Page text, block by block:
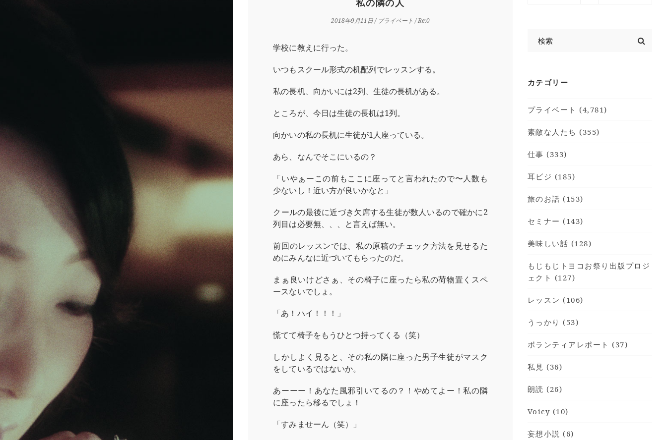
私の隣の人
2018年9月11日/ プライベート / Re:0
学校に教えに行った。
いつもスクール形式の机配列でレッスンする。
私の長机、向かいには2列、生徒の長机がある。
ところが、今日は生徒の長机は1列。
向かいの私の長机に生徒が1人座っている。
あら、なんでそこにいるの？
「いやぁーこの前もここに座ってと言われたので〜人数も
少ないし！近い方が良いかなと」
クールの最後に近づき欠席する生徒が数人いるので確かに2
列目は必要無、、、と言えば無い。
前回のレッスンでは、私の原稿のチェック方法を見せるた
めにみんなに近づいてもらったのだ。
まぁ良いけどさぁ、その椅子に座ったら私の荷物置くスペ
ースないでしょ。
「あ！ハイ！！！」
慌てて椅子をもうひとつ持ってくる（笑）
しかしよく見ると、その私の隣に座った男子生徒がマスク
をしているではないか。
あーーー！あなた風邪引いてるの？！やめてよー！私の隣
に座ったら移るでしょ！
「すみませーん（笑）」
カテゴリー
プライベート (4,781)
素敵な人たち (355)
仕事 (333)
耳ビジ (185)
旅のお話 (153)
セミナー (143)
美味しい話 (128)
もじもじトヨコお祭り出版プロジ
ェクト (127)
レッスン (106)
うっかり (53)
ボランティアレポート (37)
私見 (36)
朗読 (26)
Voicy (10)
妄想小説 (6)